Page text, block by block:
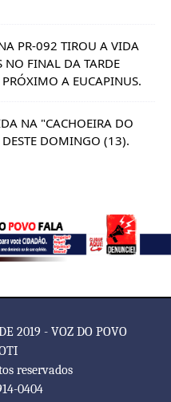
PR-092 TIROU A VIDA
NO FINAL DA TARDE
A EUCAPINUS.
NA "CACHOEIRA DO
DOMINGO (13).
2019 - VOZ DO POVO
reservados
0404